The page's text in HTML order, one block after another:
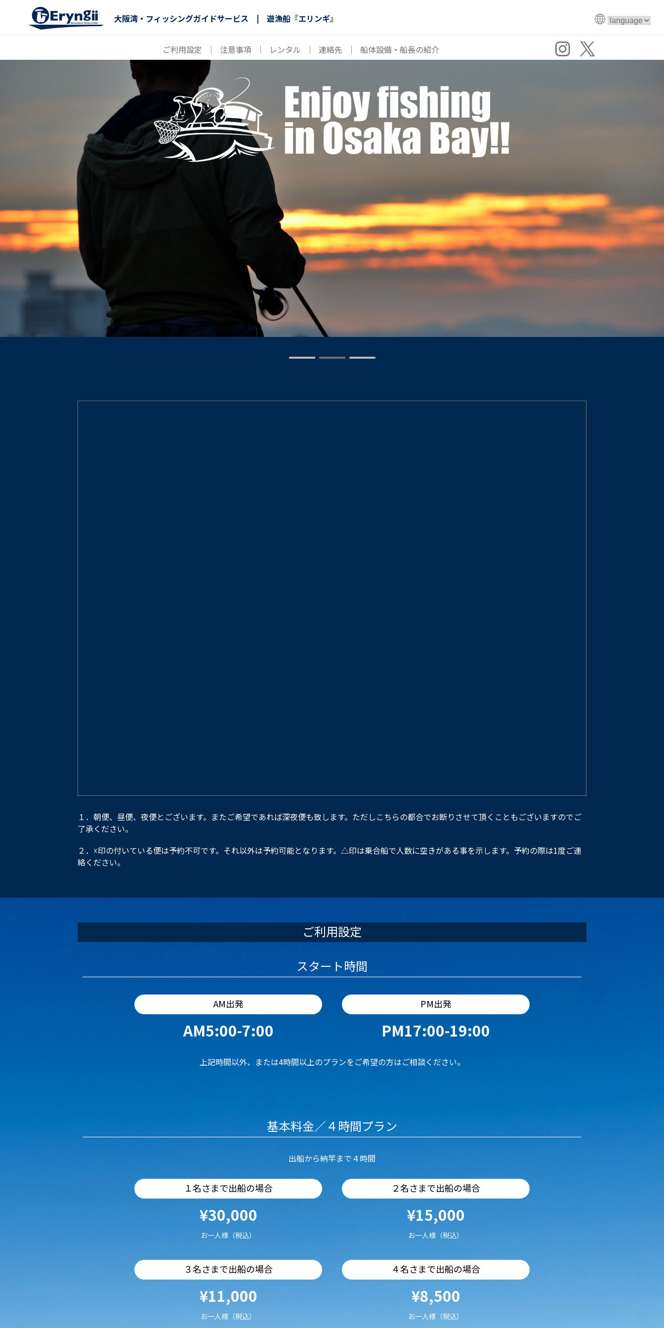
大阪湾・フィッシングガイドサービス | 遊漁船『エリンギ』
ご利用設定 ｜ 注意事項 ｜ レンタル ｜ 連絡先 ｜ 船体設備・船長の紹介
１．朝便、昼便、夜便とございます。またご希望であれば深夜便も致します。ただしこちらの都合でお断りさせて頂くこともございますのでご
了承ください。
２．☓印の付いている便は予約不可です。それ以外は予約可能となります。△印は乗合船で人数に空きがある事を示します。予約の際は1度ご連
絡ください。
ご利用設定
スタート時間
AM出発
AM5:00-7:00
PM出発
PM17:00-19:00
上記時間以外、または4時間以上のプランをご希望の方はご相談ください。
基本料金／４時間プラン
出船から納竿まで４時間
１名さまで出船の場合
¥30,000
お一人様（税込）
２名さまで出船の場合
¥15,000
お一人様（税込）
３名さまで出船の場合
¥11,000
お一人様（税込）
４名さまで出船の場合
¥8,500
お一人様（税込）